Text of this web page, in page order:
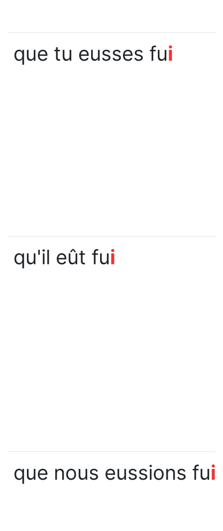
que tu eusses fui
qu'il eût fui
que nous eussions fui